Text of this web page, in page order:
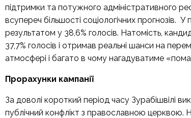
підтримки та потужного адміністративного
всупереч більшості соціологічних прогнозів.
результатом у 38,6% голосів. Натомість,
37,7% голосів і отримав реальні шанси на
атмосфері і багато в чому нагадуватиме
Прорахунки кампанії
За доволі короткий період часу Зурабішвілі
публічний конфлікт з православною церквою.